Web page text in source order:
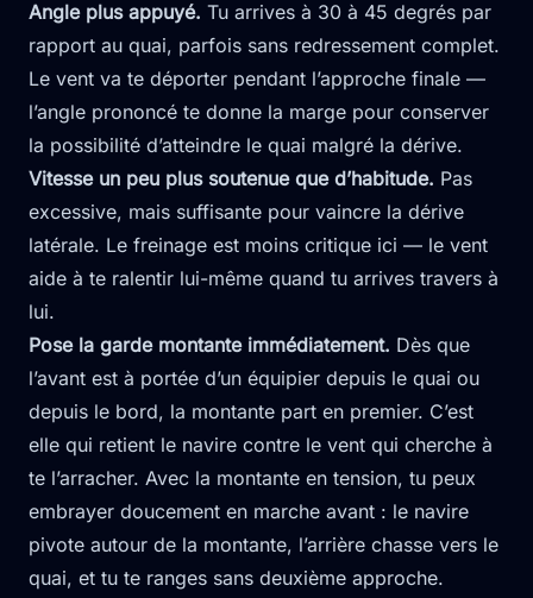
Angle plus appuyé. Tu arrives à 30 à 45 degrés par
rapport au quai, parfois sans redressement complet.
Le vent va te déporter pendant l’approche finale —
l’angle prononcé te donne la marge pour conserver
la possibilité d’atteindre le quai malgré la dérive.
Vitesse un peu plus soutenue que d’habitude. Pas
excessive, mais suffisante pour vaincre la dérive
latérale. Le freinage est moins critique ici — le vent
aide à te ralentir lui-même quand tu arrives travers à
lui.
Pose la garde montante immédiatement. Dès que
l’avant est à portée d’un équipier depuis le quai ou
depuis le bord, la montante part en premier. C’est
elle qui retient le navire contre le vent qui cherche à
te l’arracher. Avec la montante en tension, tu peux
embrayer doucement en marche avant : le navire
pivote autour de la montante, l’arrière chasse vers le
quai, et tu te ranges sans deuxième approche.